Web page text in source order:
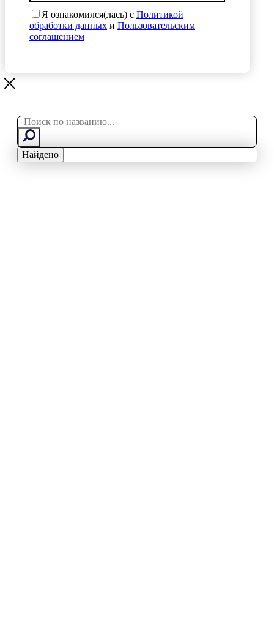
Я ознакомился(лась) с Политикой
обработки данных и Пользовательским
соглашением
Search
Найдено